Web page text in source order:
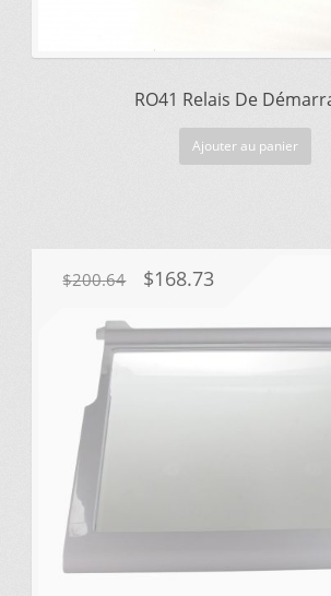
RO41 Relais De
Ajouter au panier
$200.64
Le
initial
$168.73Le
actuel